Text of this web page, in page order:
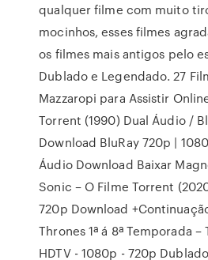
qualquer filme com muito
mocinhos, esses filmes
os filmes mais antigos pelo
Dublado e Legendado. 27
Mazzaropi para Assistir
Torrent (1990) Dual Áudio /
Download BluRay 720p |
Áudio Download Baixar
Sonic – O Filme Torrent
720p Download
Thrones 1ª á 8ª Temporada –
HDTV - 1080p - 720p